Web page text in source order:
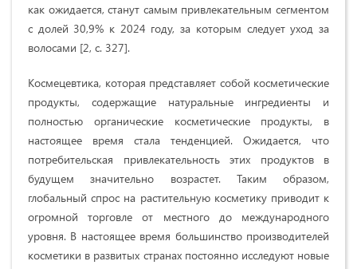
как ожидается, станут самым привлекательным сегментом
с долей 30,9% к 2024 году, за которым следует уход за
волосами [2, с. 327].
Космецевтика, которая представляет собой косметические
продукты, содержащие натуральные ингредиенты и
полностью органические косметические продукты, в
настоящее время стала тенденцией. Ожидается, что
потребительская привлекательность этих продуктов в
будущем значительно возрастет. Таким образом,
глобальный спрос на растительную косметику приводит к
огромной торговле от местного до международного
уровня. В настоящее время большинство производителей
косметики в развитых странах постоянно исследуют новые